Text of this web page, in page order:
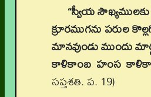
“స్వీయ
క్రూరముగను పరుల
మానవుండు ముందు
కాళికాంబ హంస
సప్తశతి. ప. 19)